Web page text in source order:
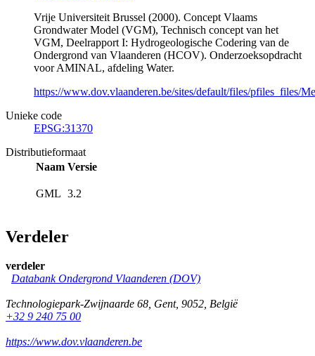
Vrije Universiteit Brussel (2000). Concept Vlaams
Grondwater Model (VGM), Technisch concept van het
VGM, Deelrapport I: Hydrogeologische Codering van de
Ondergrond van Vlaanderen (HCOV). Onderzoeksopdracht
voor AMINAL, afdeling Water.
https://www.dov.vlaanderen.be/sites/default/files/pfiles_files/
Unieke code
EPSG:31370
Distributieformaat
Naam Versie
GML 3.2
Verdeler
verdeler
Databank Ondergrond Vlaanderen (DOV)
Technologiepark-Zwijnaarde 68, Gent, 9052, België
+32 9 240 75 00
https://www.dov.vlaanderen.be